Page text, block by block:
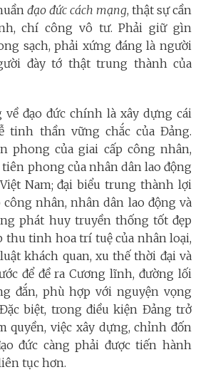
đạo đức cách mạng, thật sự cần
chí công vô tư. Phải giữ gìn
sạch, phải xứng đáng là người
đày tớ thật trung thành của
về đạo đức chính là xây dựng cái
tinh thần vững chắc của Đảng.
phong của giai cấp công nhân,
phong của nhân dân lao động
Nam; đại biểu trung thành lợi
công nhân, nhân dân lao động và
phát huy truyền thống tốt đẹp
thu tinh hoa trí tuệ của nhân loại,
khách quan, xu thế thời đại và
để đề ra Cương lĩnh, đường lối
đắn, phù hợp với nguyện vọng
biệt, trong điều kiện Đảng trở
quyền, việc xây dựng, chỉnh đốn
đức càng phải được tiến hành
tục hơn.